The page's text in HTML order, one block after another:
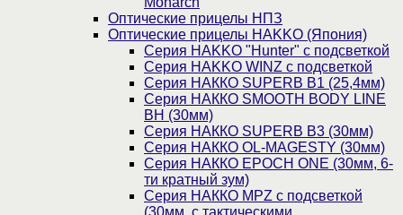
Оптические прицелы НПЗ
Оптические прицелы HAKKO (Япония)
Cерия HAKKO "Hunter" с подсветкой
Серия НAKKO WINZ с подсветкой
Серия НАККО SUPERB B1 (25,4мм)
Серия НАККО SMOOTH BODY LINE
BH (30мм)
Серия НАККО SUPERB B3 (30мм)
Серия НАККО OL-MAGESTY (30мм)
Серия НАККО EPOCH ONE (30мм, 6-
ти кратный зум)
Серия НАККО MPZ с подсветкой